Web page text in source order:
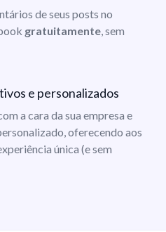
de seus posts no
gratuitamente, sem
e personalizados
a cara da sua empresa e
oferecendo aos
única (e sem